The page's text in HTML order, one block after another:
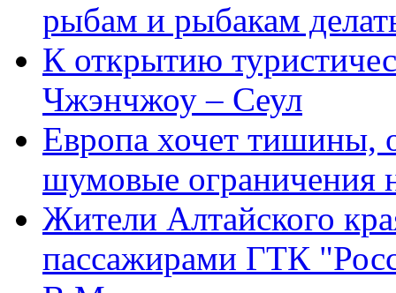
рыбам и рыбакам
К открытию
Чжэнчжоу – Сеул
Европа хочет тишины,
шумовые ограничения
Жители Алтайского
пассажирами ГТК